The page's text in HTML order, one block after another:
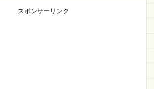
スポンサーリンク